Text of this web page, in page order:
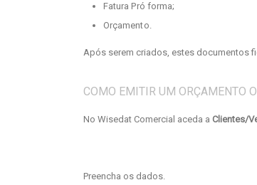
Fatura Pró forma;
Orçamento.
Após serem criados, estes documentos
COMO EMITIR UM ORÇAMENTO
No Wisedat Comercial aceda a Clientes/
Preencha os dados.